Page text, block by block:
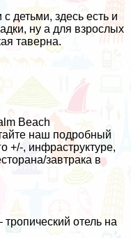
детьми, здесь есть и
ну а для взрослых
таверна.
Beach
наш подробный
+/-, инфраструктуре,
завтрака в
отель на